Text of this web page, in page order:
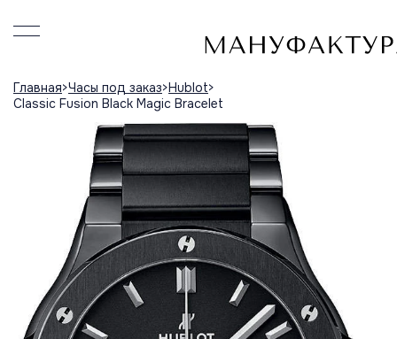
Главная Часы под заказ Hublot
Classic Fusion Black Magic Bracelet